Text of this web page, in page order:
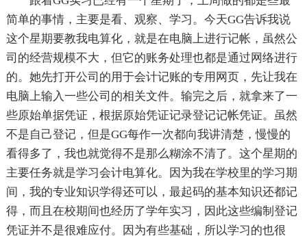
简单的事情，主要是看、观察、学习。今天GG告诉我说
这个星期要教我电算化，就是在电脑上进行记帐，虽然公
司的经营规模不大，但它的账务处理也都是通过网络进行
的。她先打开公司的用于会计记账的专用网页，先让我在
电脑上输入一些公司的相关文件。输完之后，就拿来了一
些原始单据凭证，根据原始凭证记录登记记帐凭证。虽然
不是自己登记，但是GG每作一次都向我讲清楚，慢慢的
看得多了，我也就觉得不是那么糊涂不清了。这个星期的
主要任务就是学习会计电算化。因为我在学校里的学习期
间，我的专业知识学得还可以，最起码的基本知识还都记
得，而且在校期间也经历了学年实习，因此这些编制登记
凭证并不是很难应付。因为有些基础，所以学习的也很